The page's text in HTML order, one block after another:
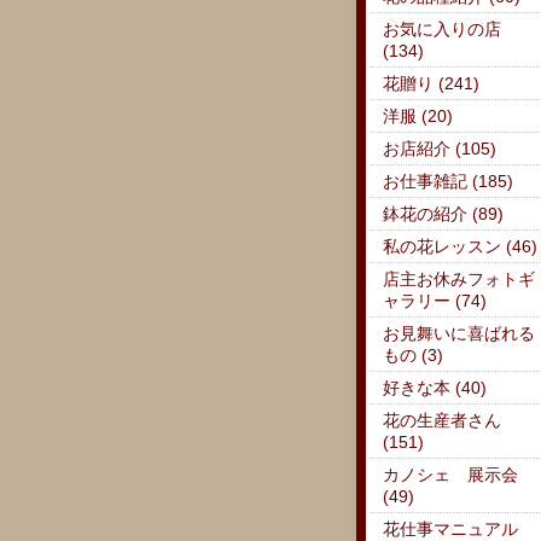
お気に入りの店
(134)
花贈り (241)
洋服 (20)
お店紹介 (105)
お仕事雑記 (185)
鉢花の紹介 (89)
私の花レッスン (46)
店主お休みフォトギ
ャラリー (74)
お見舞いに喜ばれる
もの (3)
好きな本 (40)
花の生産者さん
(151)
カノシェ 展示会
(49)
花仕事マニュアル